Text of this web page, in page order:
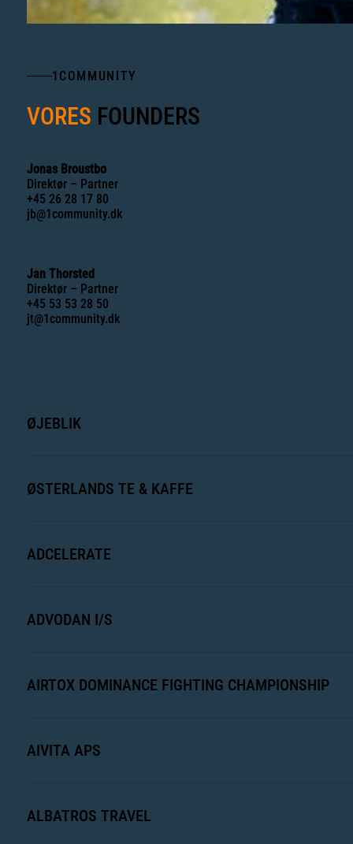
1COMMUNITY
VORES FOUNDERS
Jonas Broustbo
Direktør – Partner
+45 26 28 17 80
jb@1community.dk
Jan Thorsted
Direktør – Partner
+45 53 53 28 50
jt@1community.dk
ØJEBLIK
ØSTERLANDS TE & KAFFE
ADCELERATE
ADVODAN I/S
AIRTOX DOMINANCE FIGHTING CHAMPIONSHIP
AIVITA APS
ALBATROS TRAVEL